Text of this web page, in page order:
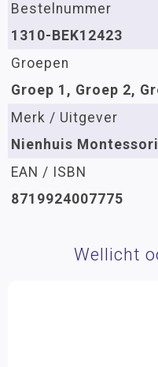
Bestelnummer
1310-BEK12423
Groepen
Groep 1, Groep 2,
Merk / Uitgever
Nienhuis Montessori
EAN / ISBN
8719924007775
Wellicht